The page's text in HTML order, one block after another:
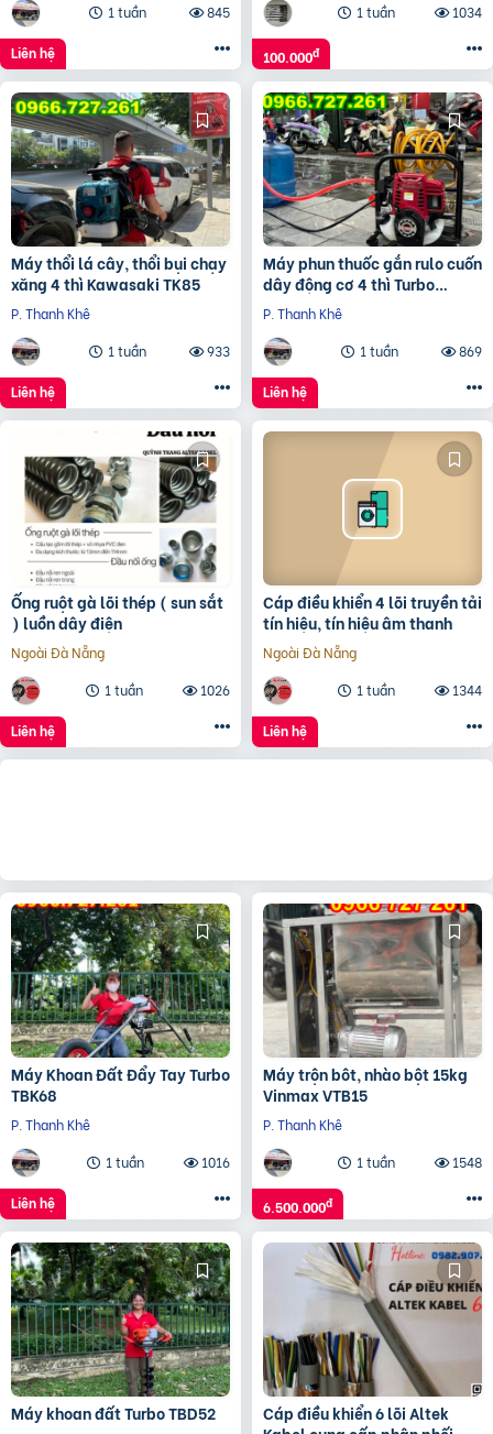
1 tuần
845
Liên hệ
1 tuần
1034
100.000đ
Máy thổi lá cây, thổi bụi chạy
xăng 4 thì Kawasaki TK85
P. Thanh Khê
1 tuần
933
Liên hệ
Máy phun thuốc gắn rulo cuốn
dây động cơ 4 thì Turbo
TB140R
P. Thanh Khê
1 tuần
869
Liên hệ
Ống ruột gà lõi thép ( sun sắt
) luồn dây điện
Ngoài Đà Nẵng
1 tuần
1026
Liên hệ
Cáp điều khiển 4 lõi truyền tải
tín hiệu, tín hiệu âm thanh
Ngoài Đà Nẵng
1 tuần
1344
Liên hệ
Máy Khoan Đất Đẩy Tay Turbo
TBK68
P. Thanh Khê
1 tuần
1016
Liên hệ
Máy trộn bôt, nhào bột 15kg
Vinmax VTB15
P. Thanh Khê
1 tuần
1548
6.500.000đ
Máy khoan đất Turbo TBD52
Cáp điều khiển 6 lõi Altek